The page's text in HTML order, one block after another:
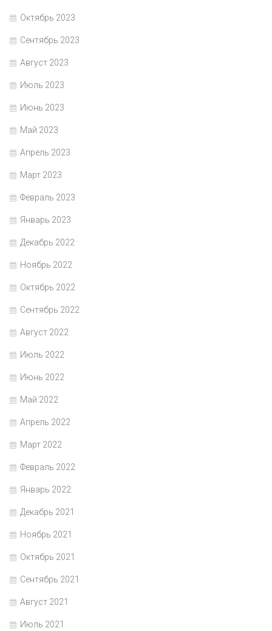
Октябрь 2023
Сентябрь 2023
Август 2023
Июль 2023
Июнь 2023
Май 2023
Апрель 2023
Март 2023
Февраль 2023
Январь 2023
Декабрь 2022
Ноябрь 2022
Октябрь 2022
Сентябрь 2022
Август 2022
Июль 2022
Июнь 2022
Май 2022
Апрель 2022
Март 2022
Февраль 2022
Январь 2022
Декабрь 2021
Ноябрь 2021
Октябрь 2021
Сентябрь 2021
Август 2021
Июль 2021